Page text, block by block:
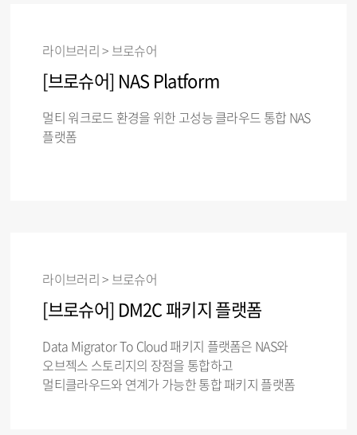
라이브러리 > 브로슈어
[브로슈어] NAS Platform
멀티 워크로드 환경을 위한 고성능 클라우드 통합 NAS
플랫폼
라이브러리 > 브로슈어
[브로슈어] DM2C 패키지 플랫폼
Data Migrator To Cloud 패키지 플랫폼은 NAS와
오브젝스 스토리지의 장점을 통합하고
멀티클라우드와 연계가 가능한 통합 패키지 플랫폼